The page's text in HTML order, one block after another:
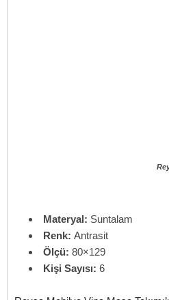
Materyal: Suntalam
Renk: Antrasit
Ölçü: 80×129
Kişi Sayısı: 6